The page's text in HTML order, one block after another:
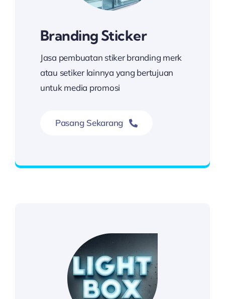
Branding Sticker
Jasa pembuatan stiker branding merk
atau setiker lainnya yang bertujuan
untuk media promosi
Pasang Sekarang